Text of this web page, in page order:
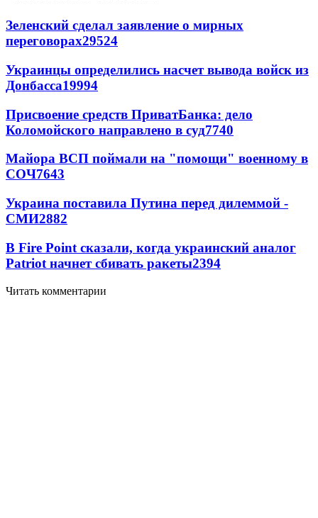
Зеленский сделал заявление о мирных
переговорах29524
Украинцы определились насчет вывода войск из
Донбасса19994
Присвоение средств ПриватБанка: дело
Коломойского направлено в суд7740
Майора ВСП поймали на "помощи" военному в
СОЧ7643
Украина поставила Путина перед дилеммой -
СМИ2882
В Fire Point сказали, когда украинский аналог
Patriot начнет сбивать ракеты2394
Читать комментарии